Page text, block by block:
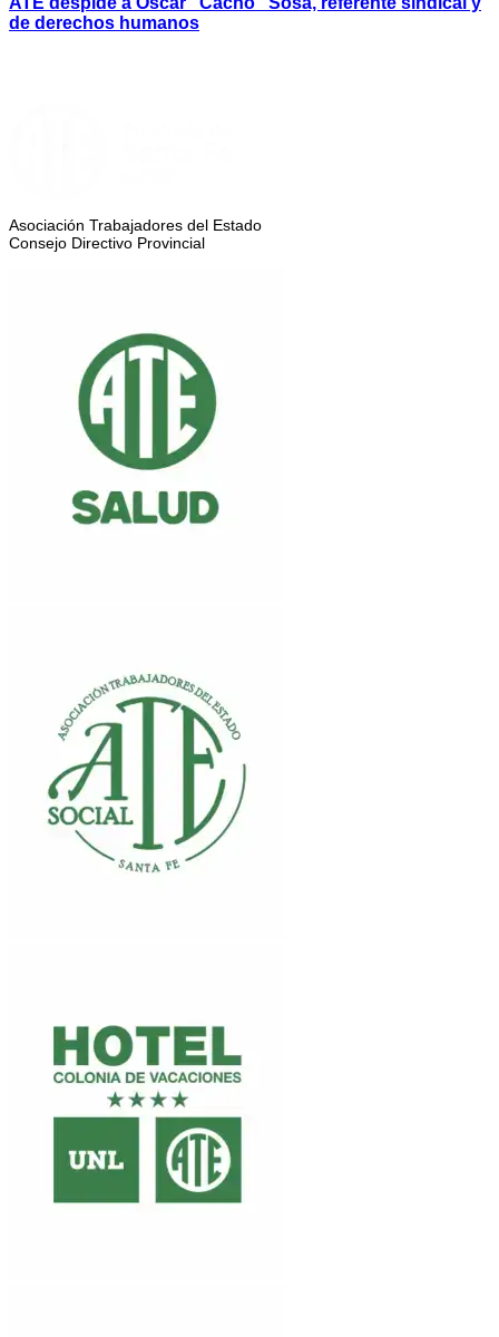
de derechos humanos
Asociación Trabajadores del Estado
Consejo Directivo Provincial